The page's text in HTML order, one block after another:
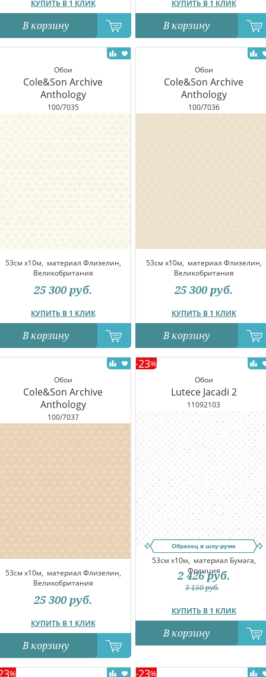
КУПИТЬ В 1 КЛИК
В корзину
КУПИТЬ В 1 КЛИК
В корзину
Обои
Cole&Son Archive
Anthology
100/7035
53см x10м, материал Флизелин,
Великобритания
КУПИТЬ В 1 КЛИК
25 300 руб.
В корзину
Обои
Cole&Son Archive
Anthology
100/7036
53см x10м, материал Флизелин,
Великобритания
КУПИТЬ В 1 КЛИК
25 300 руб.
В корзину
Обои
Cole&Son Archive
Anthology
100/7037
53см x10м, материал Флизелин,
Великобритания
КУПИТЬ В 1 КЛИК
25 300 руб.
В корзину
Обои
Lutece Jacadi 2
11092103
-23%
Образец в шоу-руме
53см x10м, материал Бумага,
Франция
КУПИТЬ В 1 КЛИК
3 150руб.
2 426 руб.
В корзину
% -23%